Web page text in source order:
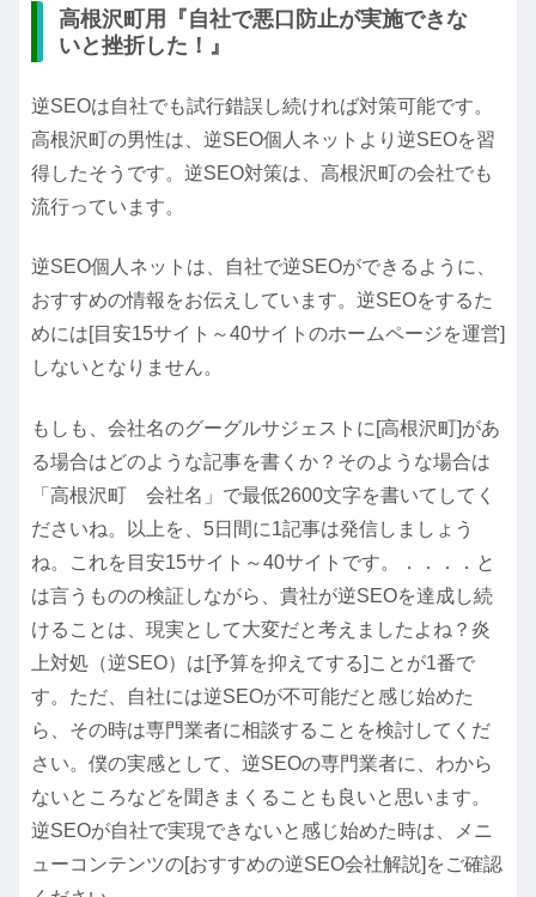
高根沢町用『自社で悪口防止が実施できな
いと挫折した！』
逆SEOは自社でも試行錯誤し続ければ対策可能です。
高根沢町の男性は、逆SEO個人ネットより逆SEOを習
得したそうです。逆SEO対策は、高根沢町の会社でも
流行っています。
逆SEO個人ネットは、自社で逆SEOができるように、
おすすめの情報をお伝えしています。逆SEOをするた
めには[目安15サイト～40サイトのホームページを運営]
しないとなりません。
もしも、会社名のグーグルサジェストに[高根沢町]があ
る場合はどのような記事を書くか？そのような場合は
「高根沢町 会社名」で最低2600文字を書いてしてく
ださいね。以上を、5日間に1記事は発信しましょう
ね。これを目安15サイト～40サイトです。．．．．と
は言うものの検証しながら、貴社が逆SEOを達成し続
けることは、現実として大変だと考えましたよね？炎
上対処（逆SEO）は[予算を抑えてする]ことが1番で
す。ただ、自社には逆SEOが不可能だと感じ始めた
ら、その時は専門業者に相談することを検討してくだ
さい。僕の実感として、逆SEOの専門業者に、わから
ないところなどを聞きまくることも良いと思います。
逆SEOが自社で実現できないと感じ始めた時は、メニ
ューコンテンツの[おすすめの逆SEO会社解説]をご確認